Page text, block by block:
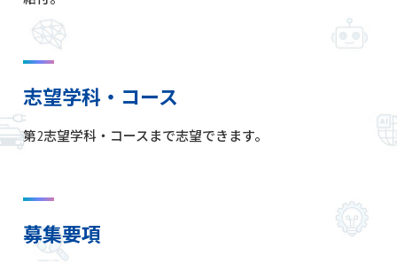
志望学科・コース
第2志望学科・コースまで志望できます。
募集要項